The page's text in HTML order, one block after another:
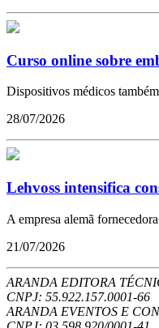
Curso online sobre
Dispositivos médicos
28/07/2026
Lehvoss intensifica
A empresa alemã
21/07/2026
ARANDA EDITORA
CNPJ: 55.922.157.0001-66
ARANDA EVENTOS E